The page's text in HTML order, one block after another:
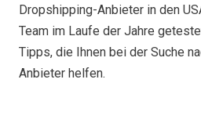
Dropshipping-Anbieter in den
Team im Laufe der Jahre
Tipps, die Ihnen bei der Suche
Anbieter helfen.